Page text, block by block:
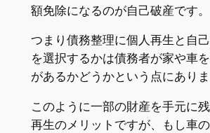
額免除になるのが自己破産です。
つまり債務整理に個人再生と自
を選択するかは債務者が家や車
があるかどうかという点にありま
このように一部の財産を手元に
再生のメリットですが、もし車